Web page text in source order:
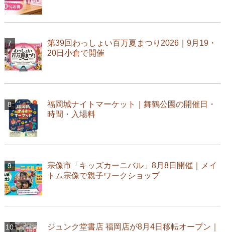
第39回わっしょい百万夏まつり2026｜9月19・
20日小倉で開催
福岡城ナイトマーケット｜舞鶴公園の開催日・
時間・入場料
宗像市「キッズカーニバル」8月8日開催｜メイ
トム宗像で親子ワークショップ
ジュンク堂書店 福岡店が8月4日移転オープン｜